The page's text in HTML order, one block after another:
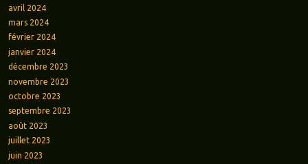
avril 2024
mars 2024
février 2024
janvier 2024
décembre 2023
novembre 2023
octobre 2023
septembre 2023
août 2023
juillet 2023
juin 2023